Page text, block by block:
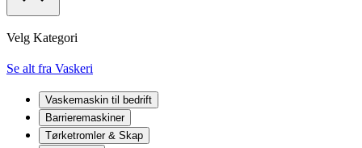
Velg Kategori
Se alt fra Vaskeri
Vaskemaskin til bedrift
Barrieremaskiner
Tørketromler & Skap